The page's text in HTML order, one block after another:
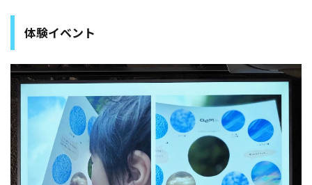
体験イベント